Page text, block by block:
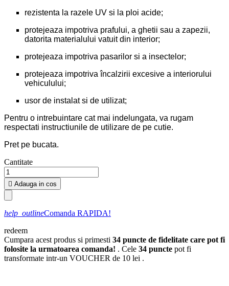
rezistenta la razele UV si la ploi acide;
protejeaza impotriva prafului, a ghetii sau a zapezii,
datorita materialului vatuit din interior;
protejeaza impotriva pasarilor si a insectelor;
protejeaza impotriva încalzirii excesive a interiorului
vehiculului;
usor de instalat si de utilizat;
Pentru o intrebuintare cat mai indelungata, va rugam
respectati instructiunile de utilizare de pe cutie.
Pret pe bucata.
Cantitate
 Adauga in cos
help_outlineComanda RAPIDA!
redeem
Cumpara acest produs si primesti 34 puncte de fidelitate care pot fi
folosite la urmatoarea comanda! . Cele 34 puncte pot fi
transformate intr-un VOUCHER de 10 lei .